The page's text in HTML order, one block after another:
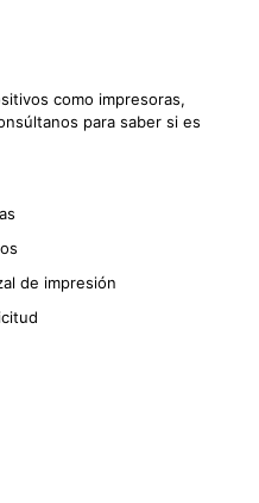
como impresoras,
para saber si es
de impresión